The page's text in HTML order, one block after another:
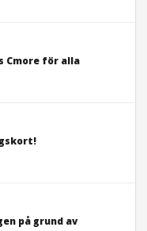
Cmore för alla
på grund av